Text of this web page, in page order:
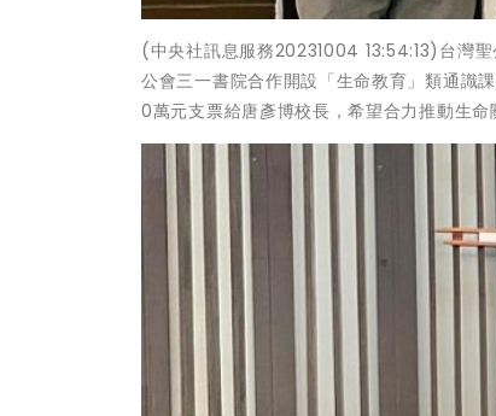
(中央社訊息服務20231004 13:54:13)台灣
公會三一書院合作開設「生命教育」類通識
0萬元支票給唐彥博校長，希望合力推動生